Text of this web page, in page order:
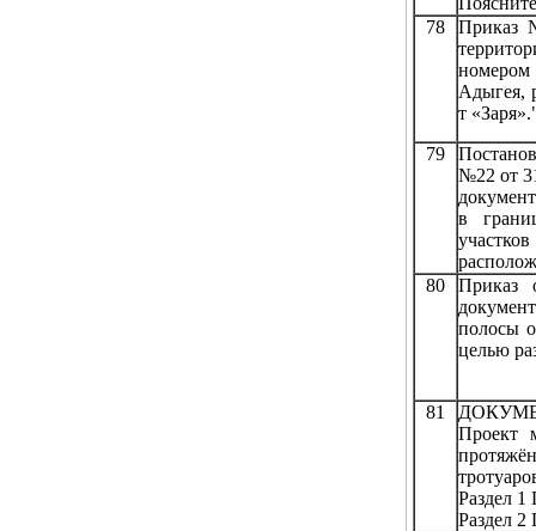
78
Приказ
Адыгея,
т
79
№22 от
в
80
Приказ
полосы
целью
81
Проект
Раздел 1
Раздел 2